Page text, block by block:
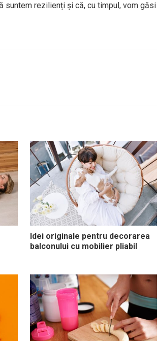
suntem rezilienți și că, cu timpul, vom găsi
Idei originale pentru decorarea
balconului cu mobilier pliabil